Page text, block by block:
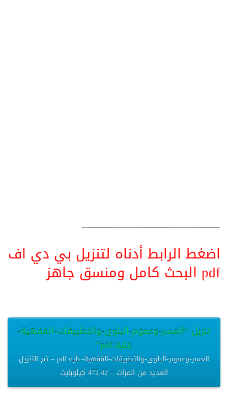
__________________________________
اضغط الرابط أدناه لتنزيل بي دي اف
pdf البحث كامل ومنسق جاهز
تنزيل “العسر-وعموم-البلوى-والتطبيقات-الفقهية-
عليه.pdf”
العسر-وعموم-البلوى-والتطبيقات-الفقهية-عليه.pdf – تم التنزيل
العديد من المرات – 472.42 كيلوبايت